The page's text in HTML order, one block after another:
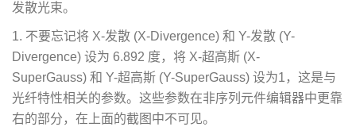
发散光束。
1. 不要忘记将 X-发散 (X-Divergence) 和 Y-发散 (Y-
Divergence) 设为 6.892 度，将 X-超高斯 (X-
SuperGauss) 和 Y-超高斯 (Y-SuperGauss) 设为1，这是与
光纤特性相关的参数。这些参数在非序列元件编辑器中更靠
右的部分，在上面的截图中不可见。